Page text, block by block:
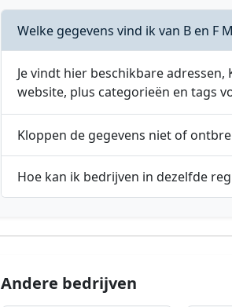
Welke gegevens vind ik van B en F
Je vindt hier beschikbare
website, plus categorieën en tags
Kloppen de gegevens niet of
Hoe kan ik bedrijven in dezelfde
Andere bedrijven